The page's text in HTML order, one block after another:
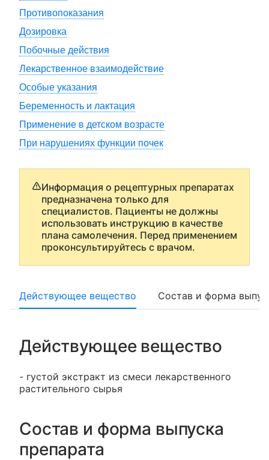
Противопоказания
Дозировка
Побочные действия
Лекарственное взаимодействие
Особые указания
Беременность и лактация
Применение в детском возрасте
При нарушениях функции почек
Информация о рецептурных препаратах
предназначена только для
специалистов. Пациенты не должны
использовать инструкцию в качестве
плана самолечения. Перед применением
проконсультируйтесь с врачом.
Действующее вещество Состав и форма
Действующее вещество
- густой экстракт из смеси лекарственного
растительного сырья
Состав и форма выпуска
препарата